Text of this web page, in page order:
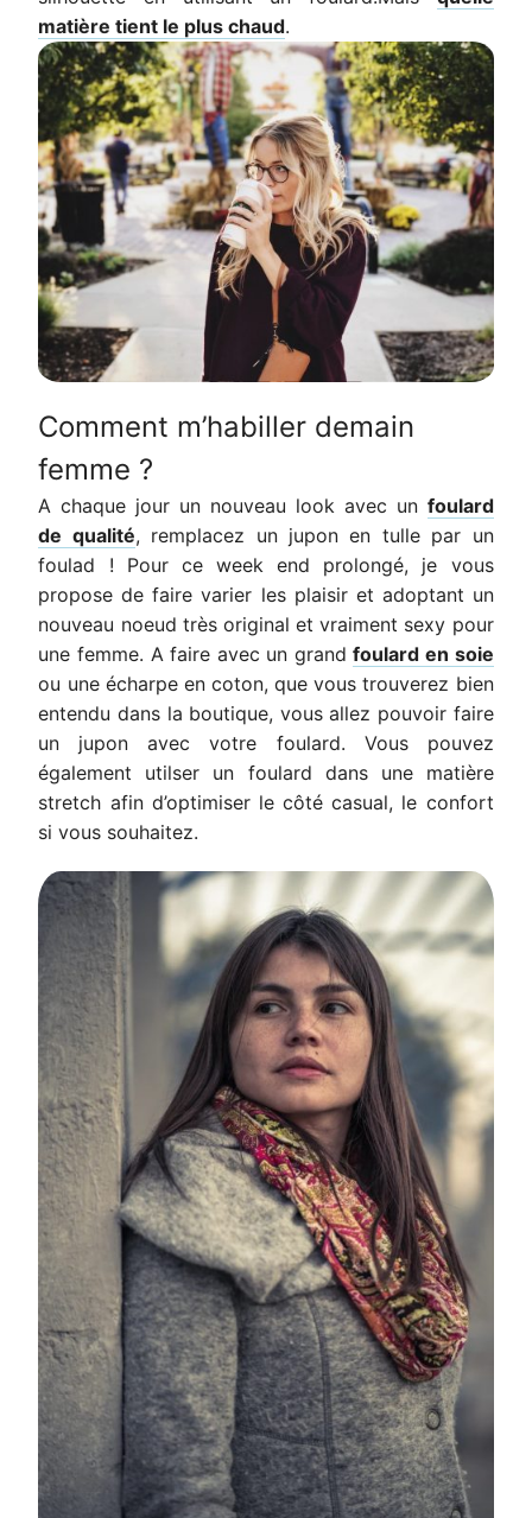
matière tient le plus chaud.
Comment m’habiller demain
femme ?
A chaque jour un nouveau look avec un foulard
de qualité, remplacez un jupon en tulle par un
foulad ! Pour ce week end prolongé, je vous
propose de faire varier les plaisir et adoptant un
nouveau noeud très original et vraiment sexy pour
une femme. A faire avec un grandfoulard en soie
ou une écharpe en coton, que vous trouverez bien
entendu dans la boutique, vous allez pouvoir faire
un jupon avec votre foulard. Vous pouvez
également utilser un foulard dans une matière
stretch afin d’optimiser le côté casual, le confort
si vous souhaitez.